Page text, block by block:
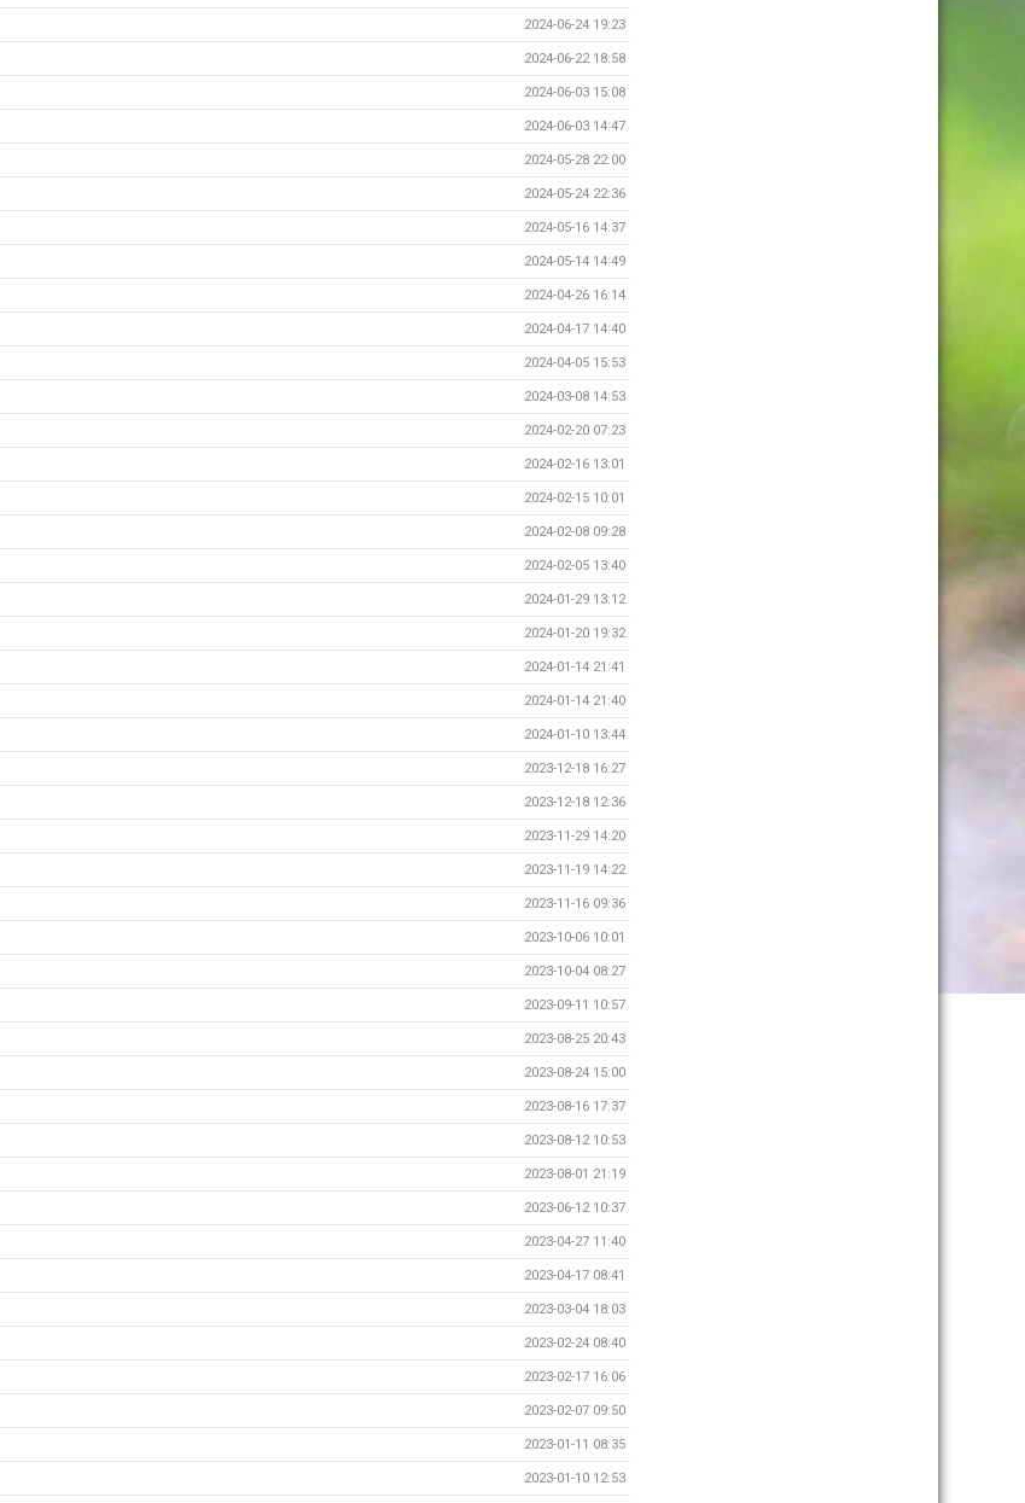
2024-06-24 19:23
2024-06-22 18:58
2024-06-03 15:08
2024-06-03 14:47
2024-05-28 22:00
2024-05-24 22:36
2024-05-16 14:37
2024-05-14 14:49
2024-04-26 16:14
2024-04-17 14:40
2024-04-05 15:53
2024-03-08 14:53
2024-02-20 07:23
2024-02-16 13:01
2024-02-15 10:01
2024-02-08 09:28
2024-02-05 13:40
2024-01-29 13:12
2024-01-20 19:32
2024-01-14 21:41
2024-01-14 21:40
2024-01-10 13:44
2023-12-18 16:27
2023-12-18 12:36
2023-11-29 14:20
2023-11-19 14:22
2023-11-16 09:36
2023-10-06 10:01
2023-10-04 08:27
2023-09-11 10:57
2023-08-25 20:43
2023-08-24 15:00
2023-08-16 17:37
2023-08-12 10:53
2023-08-01 21:19
2023-06-12 10:37
2023-04-27 11:40
2023-04-17 08:41
2023-03-04 18:03
2023-02-24 08:40
2023-02-17 16:06
2023-02-07 09:50
2023-01-11 08:35
2023-01-10 12:53